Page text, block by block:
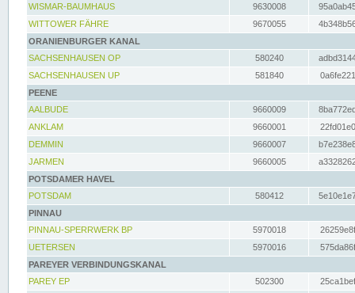
WISMAR-BAUMHAUS
9630008
WITTOWER FÄHRE
9670055
ORANIENBURGER KANAL
SACHSENHAUSEN OP
580240
SACHSENHAUSEN UP
581840
PEENE
AALBUDE
9660009
ANKLAM
9660001
DEMMIN
9660007
JARMEN
9660005
POTSDAMER HAVEL
POTSDAM
580412
PINNAU
PINNAU-SPERRWERK BP
5970018
UETERSEN
5970016
PAREYER VERBINDUNGSKANAL
PAREY EP
502300